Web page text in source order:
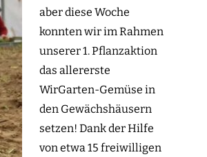
aber diese Woche
konnten wir im Rahmen
unserer 1. Pflanzaktion
das allererste
WirGarten-Gemüse in
den Gewächshäusern
setzen! Dank der Hilfe
von etwa 15 freiwilligen